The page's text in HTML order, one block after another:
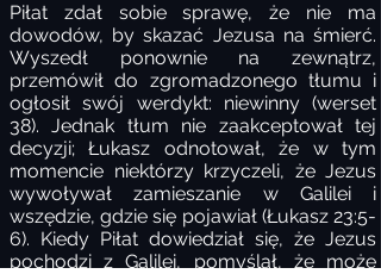
Piłat zdał sobie sprawę, że nie ma
dowodów, by skazać Jezusa na śmierć.
Wyszedł ponownie na zewnątrz,
przemówił do zgromadzonego tłumu i
ogłosił swój werdykt: niewinny (werset
38). Jednak tłum nie zaakceptował tej
decyzji; Łukasz odnotował, że w tym
momencie niektórzy krzyczeli, że Jezus
wywoływał zamieszanie w Galilei i
wszędzie, gdzie się pojawiał (Łukasz 23:5-
6). Kiedy Piłat dowiedział się, że Jezus
pochodzi z Galilei, pomyślał, że może